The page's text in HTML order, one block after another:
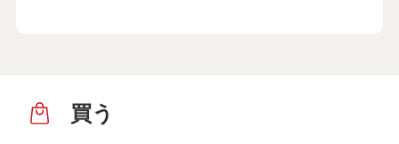
買う